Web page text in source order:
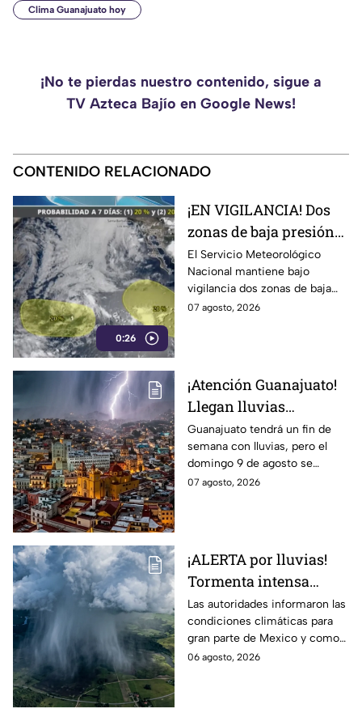
Clima Guanajuato hoy
¡No te pierdas nuestro contenido, sigue a
TV Azteca Bajío en Google News!
CONTENIDO RELACIONADO
0:26
¡EN VIGILANCIA! Dos
zonas de baja presión
podrían convertirse en
ciclones; ¿se acercan a
México?
El Servicio Meteorológico
Nacional mantiene bajo
vigilancia dos zonas de baja
presión en el Pacífico, debido a
07 agosto, 2026
¡Atención Guanajuato!
Llegan lluvias
FUERTES este fin de
semana: ALERTAN por
DESCARGAS
ELÉCTRICAS y posible
Guanajuato tendrá un fin de
semana con lluvias, pero el
domingo 9 de agosto se
esperan las precipitaciones
07 agosto, 2026
¡ALERTA por lluvias!
Tormenta intensa
azotará en varios
estado; ¿afectará a
Guanajuato?
Las autoridades informaron las
condiciones climáticas para
gran parte de Mexico y como
afectará a la entidad.
06 agosto, 2026